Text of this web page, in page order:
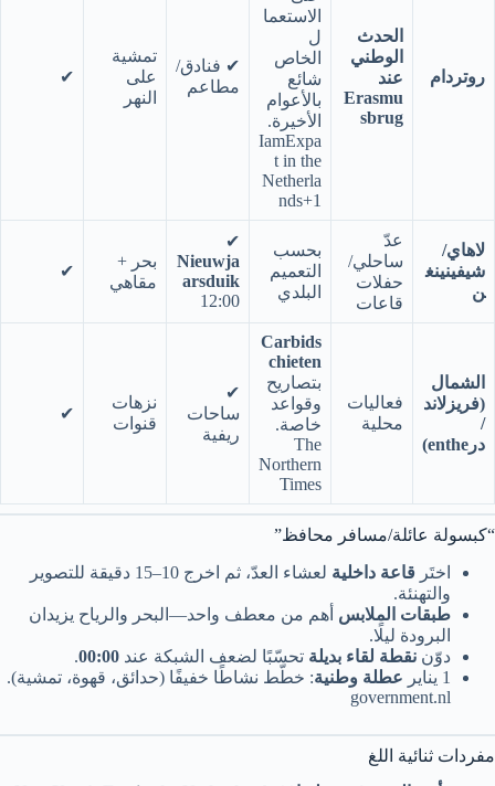
روتردام
الحدث
الوطني
عند
Erasmu
sbrug
الاستعما
ل
الخاص
شائع
بالأعوام
الأخيرة.
IamExpa
t in the
Netherla
nds+1
✔︎ فنادق/
مطاعم
تمشية
على
النهر
✔︎
لاهاي/
شيفينينغ
ن
عدّ
ساحلي/
حفلات
قاعات
بحسب
التعميم
البلدي
✔︎
Nieuwja
arsduik
12:00
بحر +
مقاهي
✔︎
الشمال
(فريزلاند
/
درenthe)
فعاليات
محلية
Carbids
chieten
بتصاريح
وقواعد
خاصة.
The
Northern
Times
✔︎
ساحات
ريفية
نزهات
قنوات
✔︎
“كبسولة عائلة/مسافر محافظ”
اختَر قاعة داخلية
لعشاء العدّ، ثم اخرج 10–15 دقيقة للتصوير
والتهنئة.
طبقات الملابس أهم من معطف واحد—البحر والرياح يزيدان
البرودة ليلًا.
دوّن نقطة لقاء بديلة تحسّبًا لضعف الشبكة عند 00:00
.
1 يناير
عطلة وطنية: خطّط نشاطًا خفيفًا (حدائق، قهوة، تمشية).
government.nl
مفردات ثنائية اللغ